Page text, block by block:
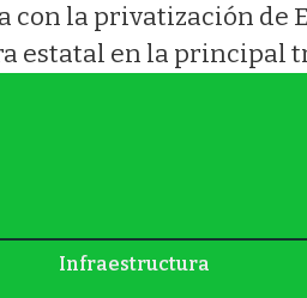
con la privatización de
estatal en la principal
Infraestructura